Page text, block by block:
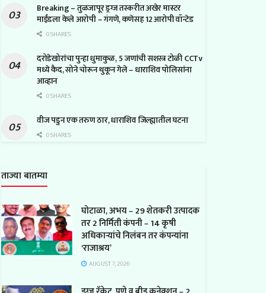
Breaking – तुळजापूर ड्रग्ज तस्करीत अखेर मास्टर
माईंडला केले आरोपी – गंगणे, कणेसह 12 आरोपी वॉन्टेड
0 SHARES
दरोडेखोरांचा पुन्हा धुमाकुळ, 5 जणांची सशस्त्र टोळी CCTv
मध्ये कैद, सोने चोरून थुकून गेले – धाराशिव पोलिसांना
आव्हान
0 SHARES
वीज पडुन एक तरुण ठार, धाराशिव जिल्ह्यातील घटना
0 SHARES
ताज्या बातम्या
घोटाळा, अभय – 29 शेतकरी उत्पादक
तर 2 निर्मिती कंपनी – 14 कृषी
अधिकाऱ्यांचे निलंबन तर कंपन्यांना
‘राजाश्रय’
AUGUST 7, 2026